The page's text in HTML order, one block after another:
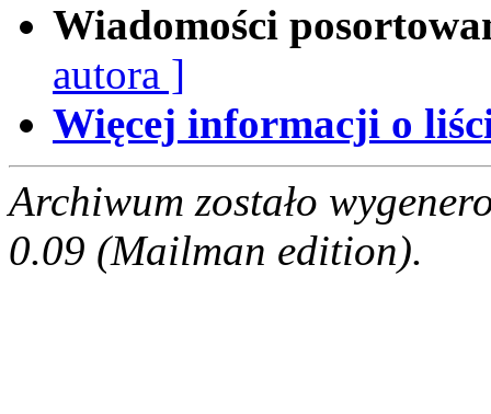
Wiadomości
autora ]
Więcej informacji o
Archiwum zostało
0.09 (Mailman edition).